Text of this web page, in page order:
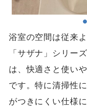
浴室の空間は従来
「サザナ」シリー
は、快適さと使い
です。特に清掃性
がつきにくい仕様